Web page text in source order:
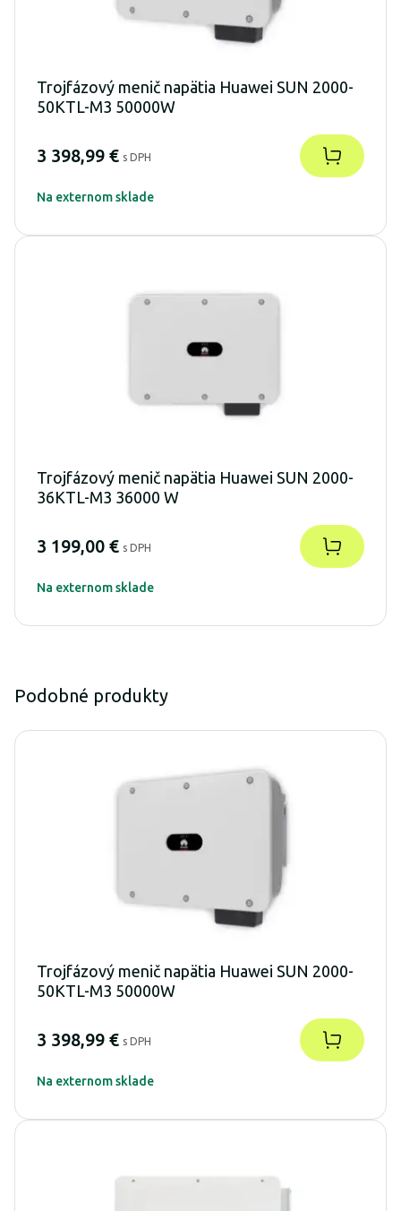
Trojfázový menič napätia Huawei SUN 2000-
50KTL-M3 50000W
3 398,99 € s DPH
Na externom sklade
Trojfázový menič napätia Huawei SUN 2000-
36KTL-M3 36000 W
3 199,00 € s DPH
Na externom sklade
Podobné produkty
Trojfázový menič napätia Huawei SUN 2000-
50KTL-M3 50000W
3 398,99 € s DPH
Na externom sklade